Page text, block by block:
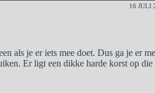
16 JULI
als je er iets mee doet. Dus ga je er
Er ligt een dikke harde korst op die